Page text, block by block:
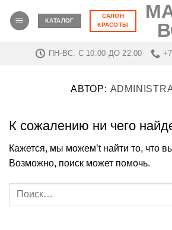
КАТАЛОГ
САЛОН
КРАСОТЫ
ПН-ВС: C 10.00 ДО 22.00
АВТОР:
К сожалению ни чего
Кажется, мы можем’t найти то, что
Возможно, поиск может помочь.